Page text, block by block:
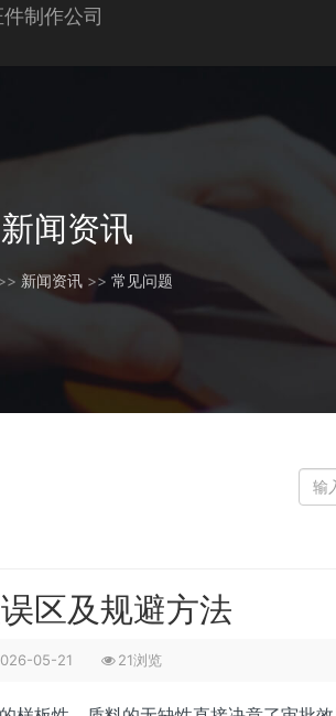
新闻资讯
新闻资讯 >> 常见问题
区及规避方法
05-21 21浏览